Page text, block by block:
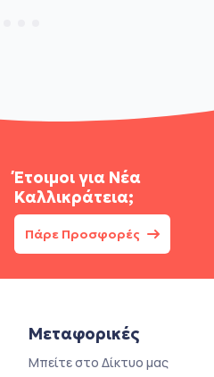
Έτοιμοι για Νέα
Καλλικράτεια;
Πάρε Προσφορές
Μεταφορικές
Μπείτε στο Δίκτυο μας